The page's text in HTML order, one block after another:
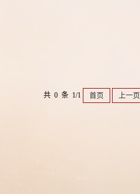
共 0 条 1/1 首页 上一页